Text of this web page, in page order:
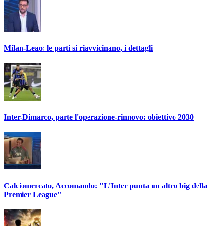
Milan-Leao: le parti si riavvicinano, i dettagli
Inter-Dimarco, parte l'operazione-rinnovo: obiettivo 2030
Calciomercato, Accomando: "L'Inter punta un altro big della
Premier League"